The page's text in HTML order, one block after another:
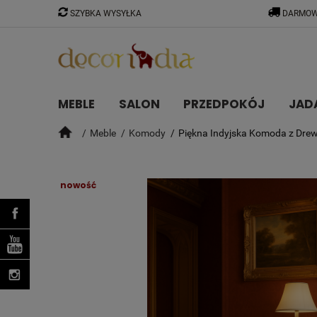
SZYBKA WYSYŁKA
MEBLE SALON PRZEDPOKÓJ
Meble Komody Piękna Indyjska Komoda z
nowość